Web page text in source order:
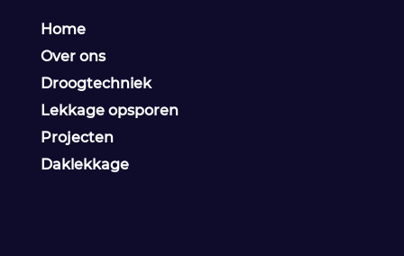
Home
Over ons
Droogtechniek
Lekkage opsporen
Projecten
Daklekkage